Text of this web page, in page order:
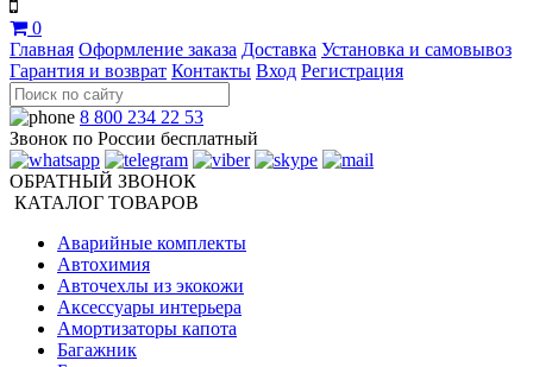
0
Главная Оформление заказа Доставка Установка и самовывоз
Гарантия и возврат Контакты Вход Регистрация
8 800 234 22 53
Звонок по России бесплатный
ОБРАТНЫЙ ЗВОНОК
КАТАЛОГ ТОВАРОВ
Аварийные комплекты
Автохимия
Авточехлы из экокожи
Аксессуары интерьера
Амортизаторы капота
Багажник